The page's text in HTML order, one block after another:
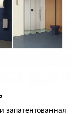
запатентованная